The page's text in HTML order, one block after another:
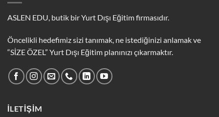
ASLEN EDU, butik bir Yurt Dışı Eğitim firmasıdır.
Öncelikli hedefimiz sizi tanımak, ne istediğinizi anlamak ve
“SİZE ÖZEL” Yurt Dışı Eğitim planınızı çıkarmaktır.
İLETİŞİM